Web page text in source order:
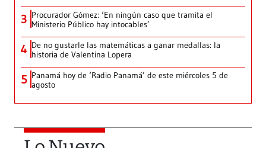
3 Procurador Gómez: ‘En ningún caso que tramita el
Ministerio Público hay intocables’
4 De no gustarle las matemáticas a ganar medallas: la
historia de Valentina Lopera
5 Panamá hoy de ‘Radio Panamá’ de este miércoles 5 de
agosto